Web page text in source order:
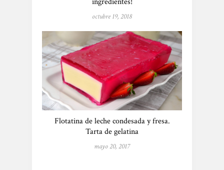
octubre 19, 2018
Flotatina de leche condesada y fresa.
Tarta de gelatina
mayo 20, 2017